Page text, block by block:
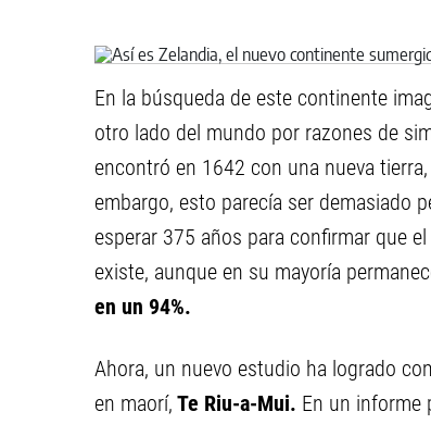
En la búsqueda de este continente
otro lado del mundo por razones de
encontró en 1642 con una nueva
embargo, esto parecía ser demasiado
esperar 375 años para confirmar que
existe, aunque en su mayoría
en un 94%.
Ahora, un nuevo estudio ha logrado
en maorí, Te Riu-a-Mui. En un informe